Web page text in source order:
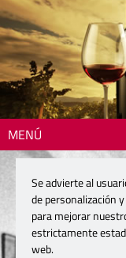
MENÚ
Se advierte al
de personalización
para mejorar
estrictamente
web.